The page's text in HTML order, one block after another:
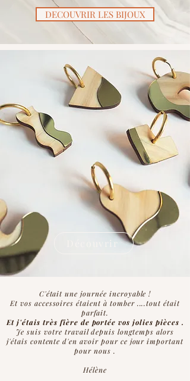
DECOUVRIR LES BIJOUX
Découvrir
C'était une journée incroyable !
Et vos accessoires étaient à tomber ....tout était
parfait.
Et j'étais très fière de portée vos jolies pièces .
Je suis votre travail depuis longtemps alors
j'étais contente d'en avoir pour ce jour important
pour nous .
Hélène